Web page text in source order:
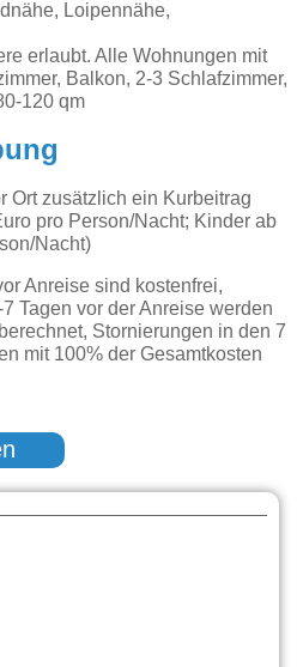
Loipennähe,
erlaubt. Alle Wohnungen mit
Balkon, 2-3 Schlafzimmer,
120 qm
Ort zusätzlich ein Kurbeitrag
pro Person/Nacht; Kinder ab
Nacht)
Anreise sind kostenfrei,
Tagen vor der Anreise werden
Stornierungen in den 7
mit 100% der Gesamtkosten